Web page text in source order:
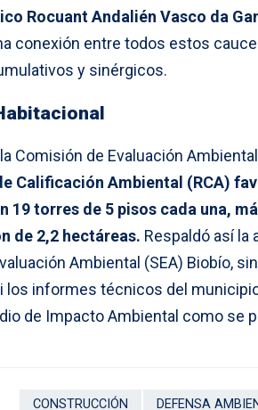
Rocuant Andalién Vasco da
conexión entre todos estos
y sinérgicos.
Comisión de Evaluación
Calificación Ambiental (RCA)
19 torres de 5 pisos cada una,
de 2,2 hectáreas. Respaldó así la
Ambiental (SEA) Biobío,
los informes técnicos del
de Impacto Ambiental como se
CONSTRUCCIÓN DEFENSA